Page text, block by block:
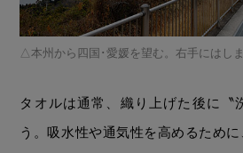
本州から四国･愛媛を望む。右手にはし
タオルは通常、織り上げた後に〝
う。吸水性や通気性を高めるため